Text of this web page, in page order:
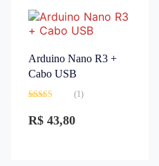
Arduino Nano R3 +
Cabo USB
3.00 de
5
(1)
R$ 43,80